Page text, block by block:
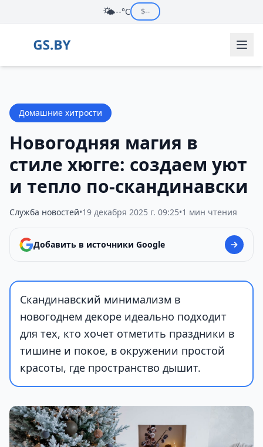
🌤️--°C $--
Домашние хитрости
Новогодняя магия в
стиле хюгге: создаем уют
и тепло по-скандинавски
Служба новостей•19 декабря 2025 г. 09:25•1 мин чтения
Добавить в источники Google
Скандинавский минимализм в
новогоднем декоре идеально подходит
для тех, кто хочет отметить праздники в
тишине и покое, в окружении простой
красоты, где пространство дышит.